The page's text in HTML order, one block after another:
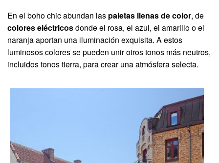
En el boho chic abundan las paletas llenas de color, de
colores eléctricosdonde el rosa, el azul, el amarillo o el
naranja aportan una iluminación exquisita. A estos
luminosos colores se pueden unir otros tonos más neutros,
incluidos tonos tierra, para crear una atmósfera selecta.